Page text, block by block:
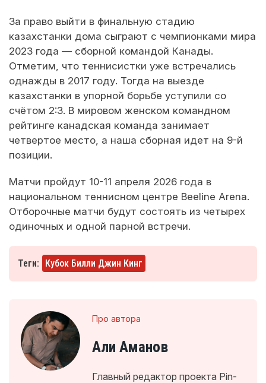
За право выйти в финальную стадию
казахстанки дома сыграют с чемпионками мира
2023 года — сборной командой Канады.
Отметим, что теннисистки уже встречались
однажды в 2017 году. Тогда на выезде
казахстанки в упорной борьбе уступили со
счётом 2:3. В мировом женском командном
рейтинге канадская команда занимает
четвертое место, а наша сборная идет на 9-й
позиции.
Матчи пройдут 10-11 апреля 2026 года в
национальном теннисном центре Beeline Arena.
Отборочные матчи будут состоять из четырех
одиночных и одной парной встречи.
Теги: Кубок Билли Джин Кинг
Про автора
Али Аманов
Главный редактор проекта Pin-